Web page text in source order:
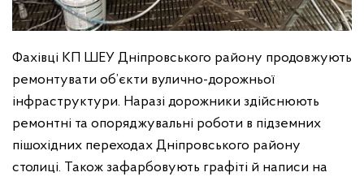
Фахівці КП ШЕУ Дніпровського району продовжують
ремонтувати об’єкти вулично-дорожньої
інфраструктури. Наразі дорожники здійснюють
ремонтні та опоряджувальні роботи в підземних
пішохідних переходах Дніпровського району
столиці. Також зафарбовують графіті й написи на